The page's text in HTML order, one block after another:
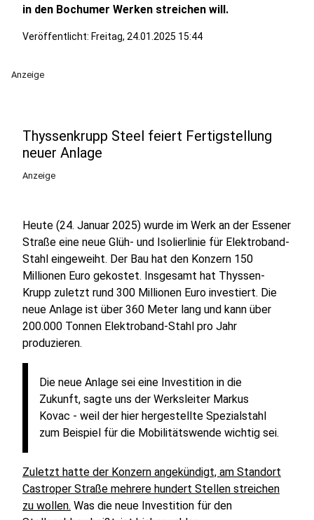
in den Bochumer Werken streichen will.
Veröffentlicht: Freitag, 24.01.2025 15:44
Anzeige
Thyssenkrupp Steel feiert Fertigstellung
neuer Anlage
Anzeige
Heute (24. Januar 2025) wurde im Werk an der Essener
Straße eine neue Glüh- und Isolierlinie für Elektroband-
Stahl eingeweiht. Der Bau hat den Konzern 150
Millionen Euro gekostet. Insgesamt hat Thyssen-
Krupp zuletzt rund 300 Millionen Euro investiert. Die
neue Anlage ist über 360 Meter lang und kann über
200.000 Tonnen Elektroband-Stahl pro Jahr
produzieren.
Die neue Anlage sei eine Investition in die
Zukunft, sagte uns der Werksleiter Markus
Kovac - weil der hier hergestellte Spezialstahl
zum Beispiel für die Mobilitätswende wichtig sei.
Zuletzt hatte der Konzern angekündigt, am Standort
Castroper Straße mehrere hundert Stellen streichen
zu wollen. Was die neue Investition für den